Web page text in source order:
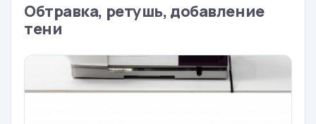
Обтравка, ретушь, добавление
тени